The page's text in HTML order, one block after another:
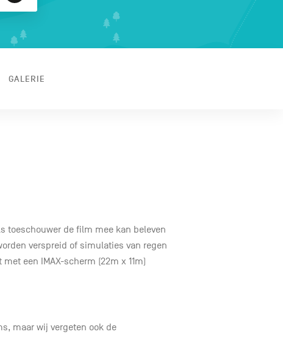
GALERIE
toeschouwer de film mee kan beleven
verspreid of simulaties van regen
een IMAX-scherm (22m x 11m)
maar wij vergeten ook de